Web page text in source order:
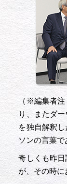
（※編集者
り、またダ
を独自解釈
ソンの言葉で
奇しくも昨
が、その時に